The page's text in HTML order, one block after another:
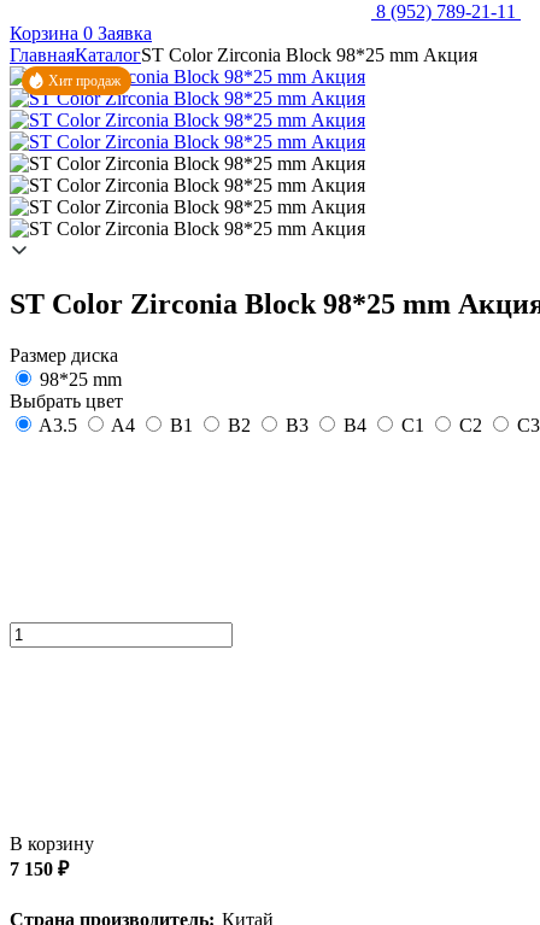
8 (952) 789-21-11
Корзина 0 Заявка
ГлавнаяКаталогST Color Zirconia Block 98*25 mm Акция
Хит продаж
ST Color Zirconia Block 98*25 mm
Размер диска
98*25 mm
Выбрать цвет
A3.5
A4 B1 B2 B3 B4 C1 C2 C3
В корзину
7 150 ₽
Страна производитель: Китай